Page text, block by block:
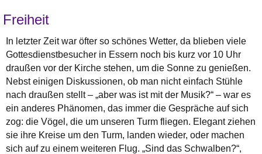
Freiheit
In letzter Zeit war öfter so schönes Wetter, da blieben viele
Gottesdienstbesucher in Essern noch bis kurz vor 10 Uhr
draußen vor der Kirche stehen, um die Sonne zu genießen.
Nebst einigen Diskussionen, ob man nicht einfach Stühle
nach draußen stellt – „aber was ist mit der Musik?“ – war es
ein anderes Phänomen, das immer die Gespräche auf sich
zog: die Vögel, die um unseren Turm fliegen. Elegant ziehen
sie ihre Kreise um den Turm, landen wieder, oder machen
sich auf zu einem weiteren Flug. „Sind das Schwalben?“,